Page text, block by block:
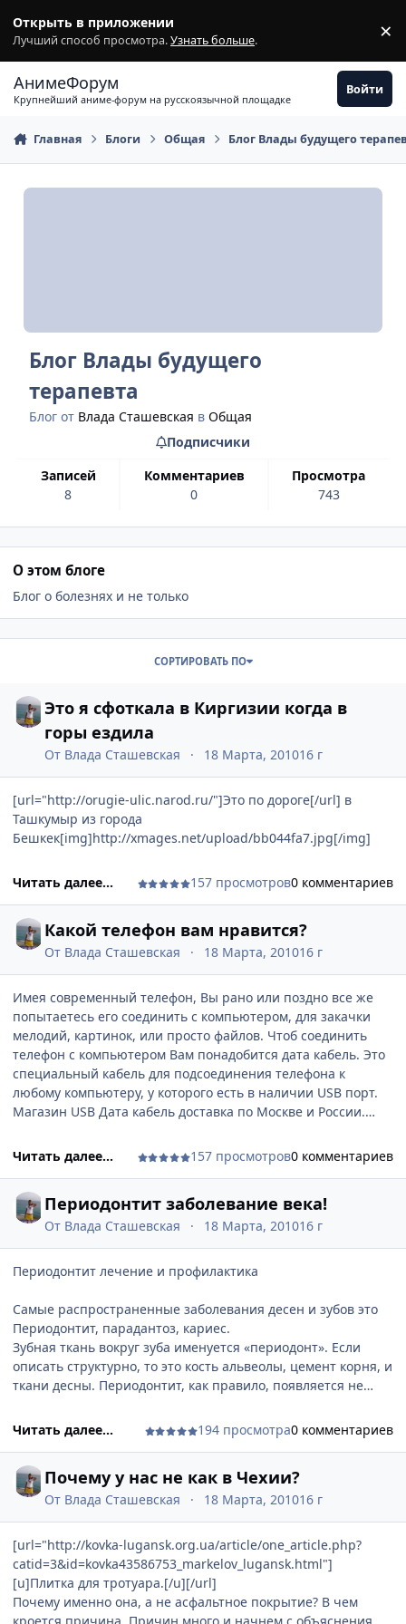
Открыть в приложении
Лучший способ просмотра.Узнать больше. ×
АнимеФорум
Крупнейший аниме-форум на русскоязычной площадке
Войти
Главная Блоги Общая Блог Влады будущего
Блог Влады будущего
терапевта
Блог от Влада Сташевская вОбщая
записей
8
комментариев
0
просмотра
743
Подписчики
О этом блоге
Блог о болезнях и не только
СОРТИРОВАТЬ ПО
Это я сфоткала в Киргизии когда в
горы ездила
От Влада Сташевская 18 Марта, 201016 г
[url="http://orugie-ulic.narod.ru/"]Это по дороге[/url] в
Ташкумыр из города
Бешкек[img]http://xmages.net/upload/bb044fa7.jpg[/img]
Читать далее... 157 просмотров0 комментариев
Какой телефон вам нравится?
От Влада Сташевская 18 Марта, 201016 г
Имея современный телефон, Вы рано или поздно все же
попытаетесь его соединить с компьютером, для закачки
мелодий, картинок, или просто файлов. Чтоб соединить
телефон с компьютером Вам понадобится дата кабель. Это
специальный кабель для подсоединения телефона к
любому компьютеру, у которого есть в наличии USB порт.
Магазин USB Дата кабель доставка по Москве и России.
покупать новые и интересные телефоны, а старый маме
отдаю Вот магазин вчера нашла и так зачиталась, что не
[url="http://www.shop-sotmarket.ru/"]http://www.shop-
sotmarket.ru/[/url]
Читать далее... 157 просмотров0 комментариев
Периодонтит заболевание века!
От Влада Сташевская 18 Марта, 201016 г
Периодонтит лечение и профилактика
Самые распространенные заболевания десен и зубов это
Периодонтит, парадантоз, кариес.
Зубная ткань вокруг зуба именуется «периодонт». Если
описать структурно, то это кость альвеолы, цемент корня, и
ткани десны. Периодонтит, как правило, появляется не
полости рта. Кариес и парадантоз самые
распространенные заболевания, и если они не лечатся, и
являются причиной появления периодонтита.
Что характерно для этого заболевания, так это, то что оно
может появиться как у взрослого человека, так и у ребенка.
Периодонтит своими симптомами практически не отличим,
и у детей и у взрослых. Поэтому лучше следить за зубами,
чем потом бегать по зубникам. Или если сказать словами
Жванецкого: «Поздно пить боржоми, если почки отпали».
Детей стоит пугать этой болезнью, их приучать чистить
Читать далее... 194 просмотра0 комментариев
Почему у нас не как в Чехии?
От Влада Сташевская 18 Марта, 201016 г
[url="http://kovka-lugansk.org.ua/article/one_article.php?
catid=3&id=kovka43586753_markelov_lugansk.html"]
[u]Плитка для тротуара.[/u][/url]
Почему именно она, а не асфальтное покрытие? В чем
кроется причина. Причин много и начнем с объяснения